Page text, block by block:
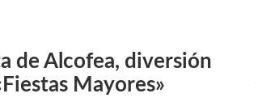
de Alcofea, diversión
Mayores»